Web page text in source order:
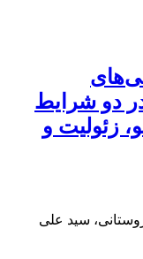
دو شرایط
زئولیت و
سید علی